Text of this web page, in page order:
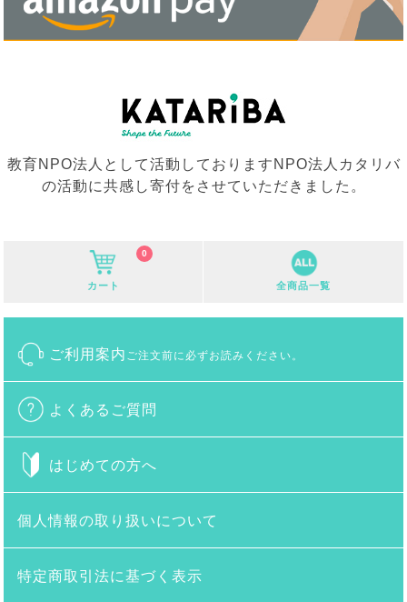
教育NPO法人として活動しておりますNPO法人カタリバ
の活動に共感し寄付をさせていただきました。
カート
0
全商品一覧
ご利用案内 ご注文前に必ずお読みください。
よくあるご質問
はじめての方へ
個人情報の取り扱いについて
特定商取引法に基づく表示